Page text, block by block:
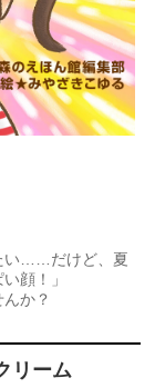
い……だけど、夏
顔！」
か？
リーム